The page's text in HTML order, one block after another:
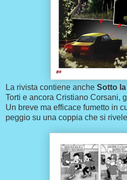
La rivista contiene anche Sotto
Torti e ancora Cristiano Corsani,
Un breve ma efficace fumetto in
peggio su una coppia che si